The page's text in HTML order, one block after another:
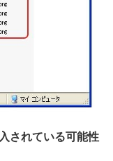
されている可能性